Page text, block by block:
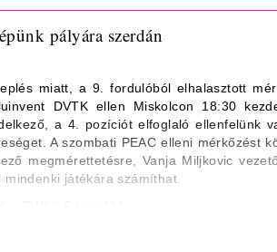
4/19 21% ill. 4/14 29%
15) ill. 39 (Landry 8)
6) ill. 9 (Tenyér 6)
ill. 9
ill. 21
pályára szerdán
miatt, a 9. fordulóból elhalasztott
DVTK ellen Miskolcon 18:30
a 4. pozíciót elfoglaló ellenfelünk
A szombati PEAC elleni mérkőzést
megmérettetésre, Vanja Miljkovic
mindenki játékára számíthat.